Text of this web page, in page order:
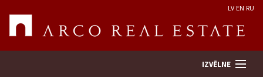
LV EN RU
IZVĒLNE